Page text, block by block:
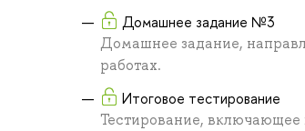
Домашнее задание №3
Домашнее задание,
работах.
Итоговое тестирование
Тестирование,